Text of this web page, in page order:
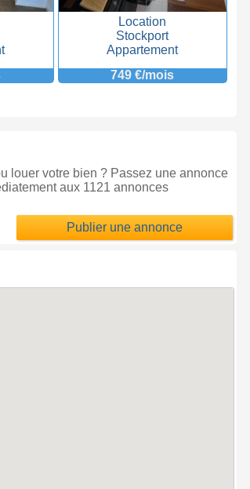
Location
Stockport
Appartement
749 €/mois
louer votre bien ? Passez une annonce
aux 1121 annonces
Publier une annonce